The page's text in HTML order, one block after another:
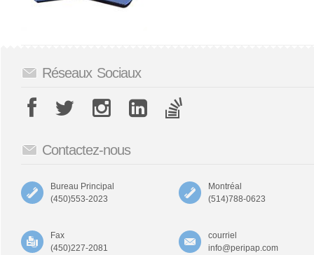
Réseaux Sociaux
Contactez-nous
Bureau Principal
(450)553-2023
Montréal
(514)788-0623
Fax
(450)227-2081
courriel
info@peripap.com